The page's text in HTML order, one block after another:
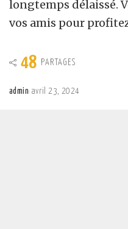
longtemps délaissé.
vos amis pour
48 PARTAGES
admin avril 23, 2024